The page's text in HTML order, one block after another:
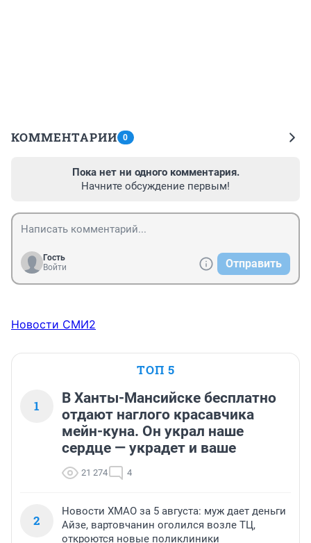
КОММЕНТАРИИ 0
Пока нет ни одного комментария.
Начните обсуждение первым!
Гость
Войти
Отправить
Новости СМИ2
ТОП 5
1
В Ханты-Мансийске бесплатно
отдают наглого красавчика
мейн-куна. Он украл наше
сердце — украдет и ваше
21 274 4
2
Новости ХМАО за 5 августа: муж дает деньги
Айзе, вартовчанин оголился возле ТЦ,
откроются новые поликлиники